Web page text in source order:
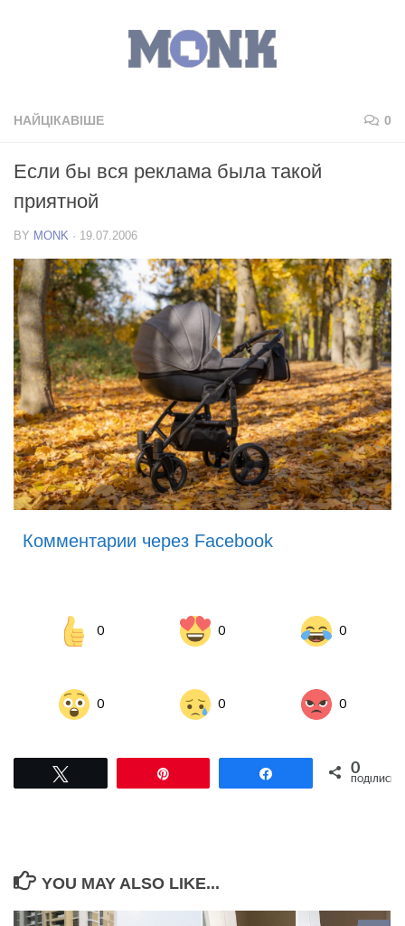
НАЙЦІКАВІШЕ 0
Если бы вся реклама была такой
приятной
BY MONK · 19.07.2006
Комментарии через Facebook
0 0 0
0 0 0
Поділитися0
ПОДІЛИСЬ
YOU MAY ALSO LIKE...